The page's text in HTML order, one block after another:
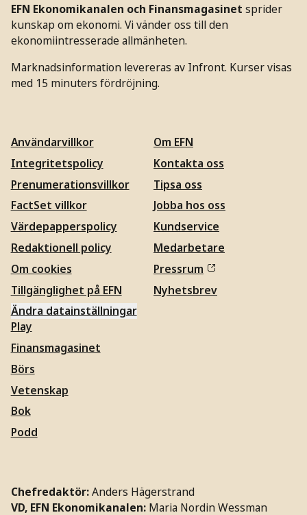
EFN Ekonomikanalen och Finansmagasinet sprider
kunskap om ekonomi. Vi vänder oss till den
ekonomiintresserade allmänheten.
Marknadsinformation levereras av Infront. Kurser visas
med 15 minuters fördröjning.
Användarvillkor
Integritetspolicy
Prenumerationsvillkor
FactSet villkor
Värdepapperspolicy
Redaktionell policy
Om cookies
Tillgänglighet på EFN
Ändra datainställningar
Om EFN
Kontakta oss
Tipsa oss
Jobba hos oss
Kundservice
Medarbetare
Pressrum
Nyhetsbrev
Play
Finansmagasinet
Börs
Vetenskap
Bok
Podd
Chefredaktör:Anders Hägerstrand
VD, EFN Ekonomikanalen: Maria Nordin Wessman